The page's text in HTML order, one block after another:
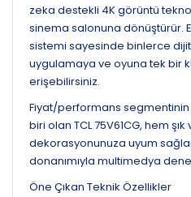
zeka destekli 4K görüntü
sinema salonuna dönüştürür.
sistemi sayesinde binlerce
uygulamaya ve oyuna tek bir
erişebilirsiniz.
Fiyat/performans
biri olan TCL 75V61CG, hem
dekorasyonunuza uyum
donanımıyla multimedya
Öne Çıkan Teknik Özellikler